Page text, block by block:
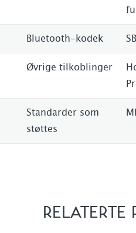
Bluetooth-kodek
Øvrige tilkoblinger
Standarder som
støttes
RELATERTE